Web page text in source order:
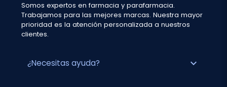
Somos expertos en farmacia y parafarmacia.
Trabajamos para las mejores marcas. Nuestra mayor
prioridad es la atención personalizada a nuestros
clientes.
¿Necesitas ayuda? expand_more